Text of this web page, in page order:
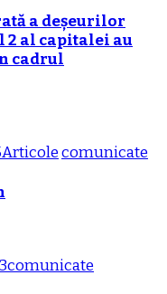
a deșeurilor
al capitalei au
cadrul
Articolecomunicate
comunicate